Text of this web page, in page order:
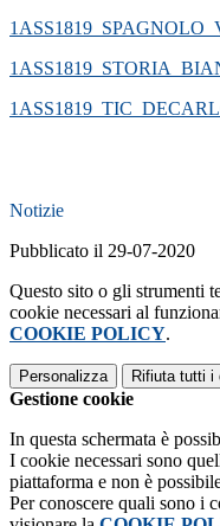
Notizie
Pubblicato il 29-07-2020
Questo sito o gli strumenti
cookie necessari al
COOKIE POLICY.
Personalizza Rifiuta tutti i
Gestione cookie
In questa schermata è
I cookie necessari sono
piattaforma e non è
Per conoscere quali sono i